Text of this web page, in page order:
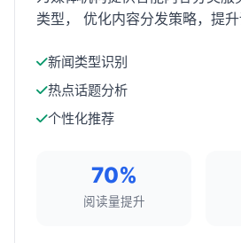
类型， 优化内容分发策略，提升
新闻类型识别
热点话题分析
个性化推荐
70%
阅读量提升